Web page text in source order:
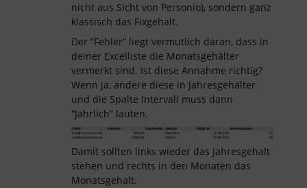
nicht aus Sicht von Personio), sondern ganz
klassisch das Fixgehalt.
Der “Fehler” liegt vermutlich daran, dass in
deiner Excelliste die Monatsgehälter
vermerkt sind. Ist diese Annahme richtig?
Wenn ja, ändere diese in Jahresgehälter
und die Spalte Intervall muss dann
“Jährlich” lauten.
Damit sollten links wieder das Jahresgehalt
stehen und rechts in den Monaten das
Monatsgehalt.